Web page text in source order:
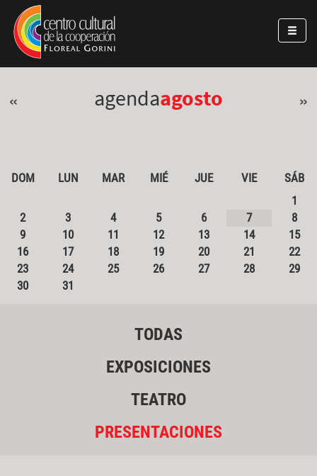
Pasar al contenido principal
Jump to main content
« agendaagosto »
DOM LUN MAR MIÉ JUE VIE
SÁB
1
2
3 4 5 6 7
8
9
10 11 12 13 14
15
16
17 18 19 20 21
22
23
24 25 26 27 28
29
30
31
TODAS
EXPOSICIONES
TEATRO
PRESENTACIONES